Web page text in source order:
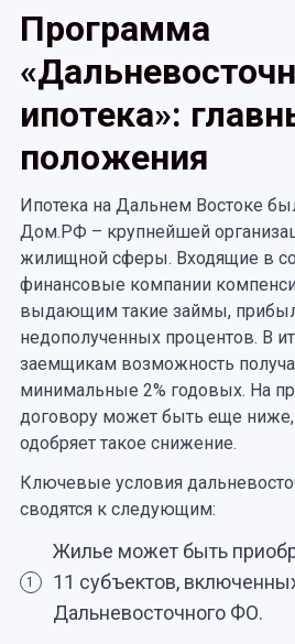
Программа
ипотека»:
положения
Ипотека на Дальнем Востоке
Дом.РФ – крупнейшей
жилищной сферы. Входящие в
финансовые компании
выдающим такие займы,
недополученных процентов. В
заемщикам возможность
минимальные 2% годовых. На
договору может быть еще ниже,
одобряет такое снижение.
Ключевые условия
сводятся к следующим:
1
Жилье может быть
11 субъектов,
Дальневосточного ФО.